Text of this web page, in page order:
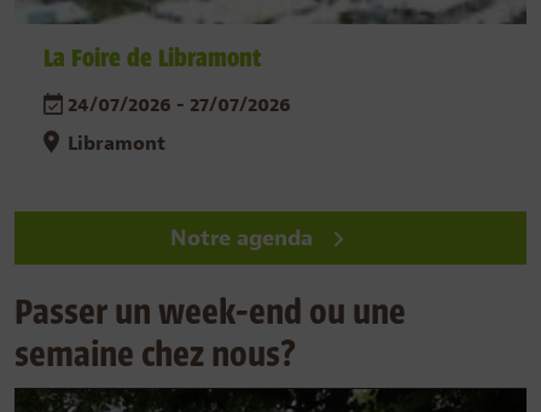
La Foire de Libramont
24/07/2026 - 27/07/2026
Libramont
Notre agenda
Passer un week-end ou une
semaine chez nous?